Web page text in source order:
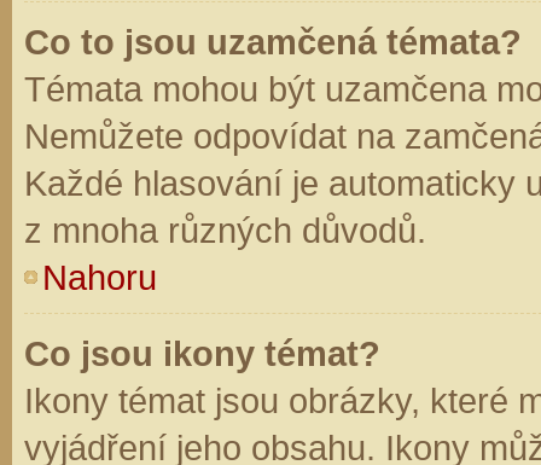
Co to jsou uzamčená témata?
Témata mohou být uzamčena
Nemůžete odpovídat na
Každé hlasování je automaticky
z mnoha různých důvodů.
Nahoru
Co jsou ikony témat?
Ikony témat jsou obrázky, které
vyjádření jeho obsahu. Ikony